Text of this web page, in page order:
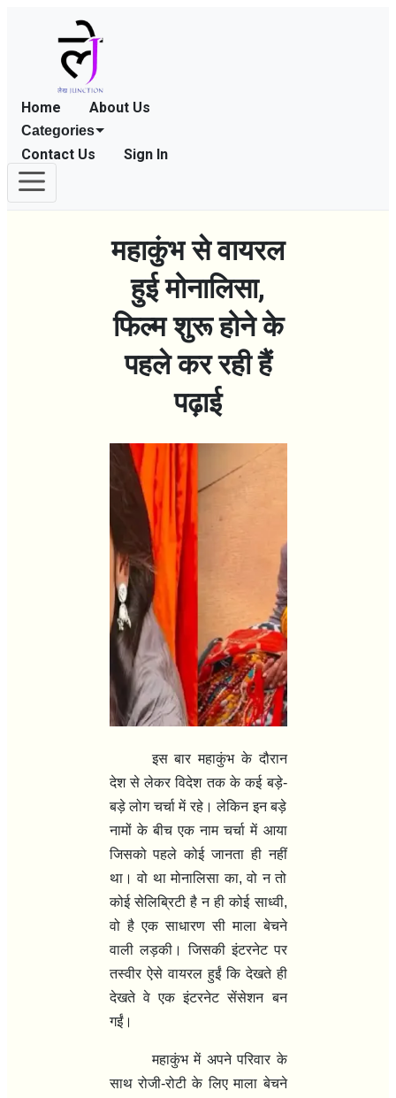
Home About Us
Categories
Contact Us Sign In
महाकुंभ से वायरल
हुई मोनालिसा,
फिल्म शुरू होने के
पहले कर रही हैं
पढ़ाई
इस बार महाकुंभ के दौरान
देश से लेकर विदेश तक के कई बड़े-
बड़े लोग चर्चा में रहे। लेकिन इन बड़े
नामों के बीच एक नाम चर्चा में आया
जिसको पहले कोई जानता ही नहीं
था। वो था मोनालिसा का, वो न तो
कोई सेलिब्रिटी है न ही कोई साध्वी,
वो है एक साधारण सी माला बेचने
वाली लड़की। जिसकी इंटरनेट पर
तस्वीर ऐसे वायरल हुईं कि देखते ही
देखते वे एक इंटरनेट सेंसेशन बन
गईं।
महाकुंभ में अपने परिवार के
साथ रोजी-रोटी के लिए माला बेचने